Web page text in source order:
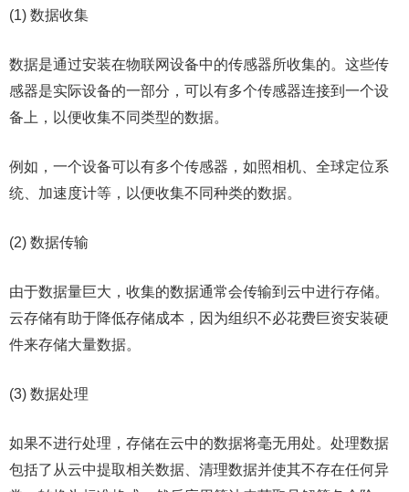
(1) 数据收集
数据是通过安装在物联网设备中的传感器所收集的。这些传
感器是实际设备的一部分，可以有多个传感器连接到一个设
备上，以便收集不同类型的数据。
例如，一个设备可以有多个传感器，如照相机、全球定位系
统、加速度计等，以便收集不同种类的数据。
(2) 数据传输
由于数据量巨大，收集的数据通常会传输到云中进行存储。
云存储有助于降低存储成本，因为组织不必花费巨资安装硬
件来存储大量数据。
(3) 数据处理
如果不进行处理，存储在云中的数据将毫无用处。处理数据
包括了从云中提取相关数据、清理数据并使其不存在任何异